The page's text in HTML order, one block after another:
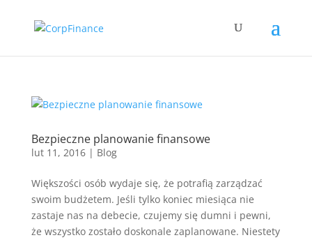
Bezpieczne planowanie finansowe
lut 11, 2016| Blog
Większości osób wydaje się, że potrafią zarządzać
swoim budżetem. Jeśli tylko koniec miesiąca nie
zastaje nas na debecie, czujemy się dumni i pewni,
że wszystko zostało doskonale zaplanowane. Niestety